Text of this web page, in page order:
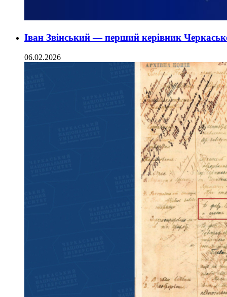
Іван Звінський — перший керівник
06.02.2026